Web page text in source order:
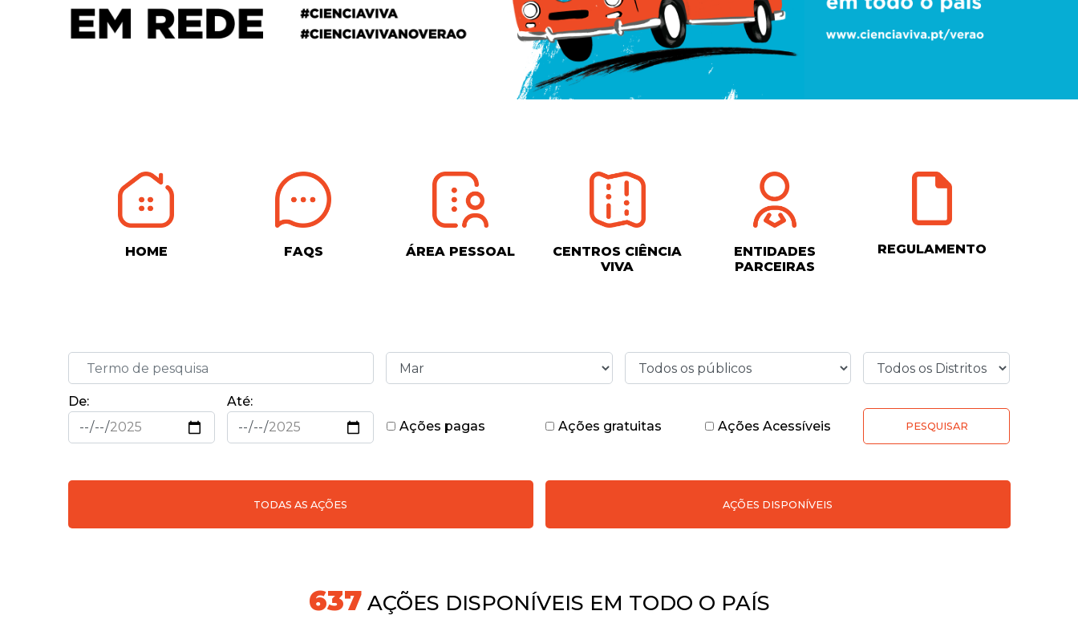
HOME FAQS ÁREA PESSOAL
CENTROS CIÊNCIA
VIVA
ENTIDADES
PARCEIRAS
REGULAMENTO
De:
Até:
Ações pagas
Ações gratuitas Ações Acessíveis PESQUISAR
TODAS AS AÇÕES AÇÕES DISPONÍVEIS
704 AÇÕES DISPONÍVEIS EM TODO O PAÍS